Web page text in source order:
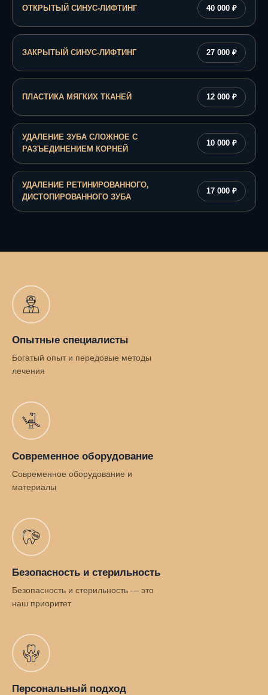
ОТКРЫТЫЙ СИНУС-ЛИФТИНГ 40 000 ₽
ЗАКРЫТЫЙ СИНУС-ЛИФТИНГ 27 000 ₽
ПЛАСТИКА МЯГКИХ ТКАНЕЙ 12 000 ₽
УДАЛЕНИЕ ЗУБА СЛОЖНОЕ С
РАЗЪЕДИНЕНИЕМ КОРНЕЙ
10 000 ₽
УДАЛЕНИЕ РЕТИНИРОВАННОГО,
ДИСТОПИРОВАННОГО ЗУБА
17 000 ₽
Опытные специалисты
Богатый опыт и передовые методы
лечения
Современное оборудование
Современное оборудование и
материалы
Безопасность и стерильность
Безопасность и стерильность — это
наш приоритет
Персональный подход